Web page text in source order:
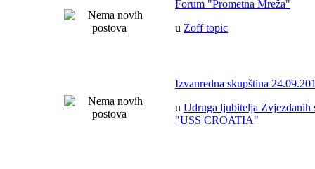
Forum "Prometna Mreža"
u Zoff topic
Izvanredna skupština
u Udruga ljubitelja Zvjezdanih
"USS CROATIA"